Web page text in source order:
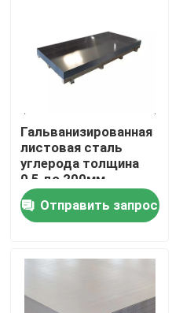
Дом
Гальванизированная
листовая сталь
углерода толщина
0,5 до 200мм
Отправить запрос